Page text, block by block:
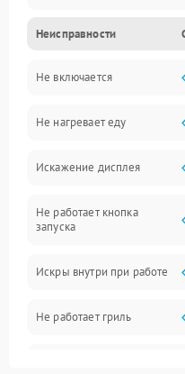
Дверца и корпус
Механика и внутренние
Механические
Питание и запуск
Нагрев и приготовление
Программное
Неисправности
Не включается
Не нагревает еду
Искажение дисплея
Не работает кнопка
запуска
Искры внутри при работе
Не работает гриль